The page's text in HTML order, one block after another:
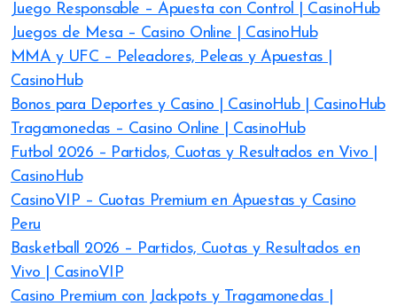
Juego Responsable – Apuesta con Control | CasinoHub
Juegos de Mesa – Casino Online | CasinoHub
MMA y UFC – Peleadores, Peleas y Apuestas |
CasinoHub
Bonos para Deportes y Casino | CasinoHub | CasinoHub
Tragamonedas – Casino Online | CasinoHub
Futbol 2026 – Partidos, Cuotas y Resultados en Vivo |
CasinoHub
CasinoVIP – Cuotas Premium en Apuestas y Casino
Peru
Basketball 2026 – Partidos, Cuotas y Resultados en
Vivo | CasinoVIP
Casino Premium con Jackpots y Tragamonedas |